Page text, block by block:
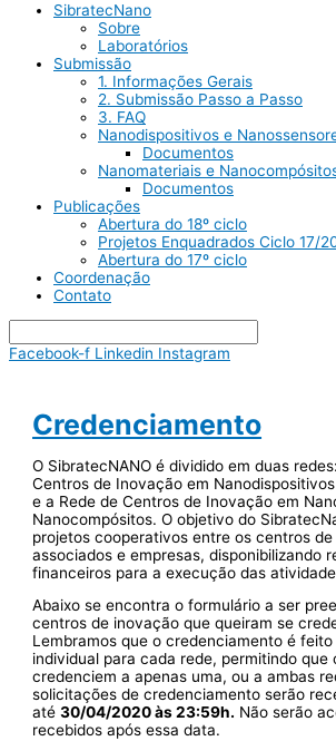
SibratecNano
Sobre
Laboratórios
Submissão
1. Informações Gerais
2. Submissão Passo a Passo
3. FAQ
Nanodispositivos e
Documentos
Nanomateriais e
Documentos
Publicações
Abertura do 18º ciclo
Projetos Enquadrados Ciclo 17/
Abertura do 17º ciclo
Coordenação
Contato
Facebook-f Linkedin Instagram
Credenciamento
O SibratecNANO é dividido em duas
Centros de Inovação em
e a Rede de Centros de Inovação em
Nanocompósitos. O objetivo do
projetos cooperativos entre os centros
associados e empresas, disponibilizando
financeiros para a execução das
Abaixo se encontra o formulário a ser
centros de inovação que queiram se
Lembramos que o credenciamento é
individual para cada rede, permitindo que
credenciem a apenas uma, ou a ambas
solicitações de credenciamento serão
até30/04/2020 às 23:59h. Não serão
recebidos após essa data.